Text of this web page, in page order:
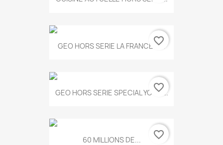
GEO HORS SERIE LA FRANCE A...
favorite_border
GEO HORS SERIE SPECIAL YOGA...
favorite_border
60 MILLIONS DE... favorite_border